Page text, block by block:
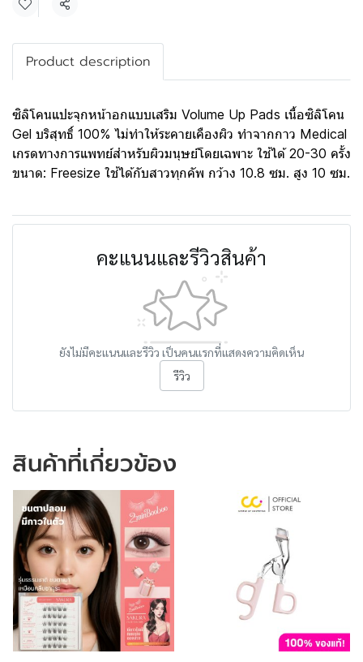
แชร์
Product description
ซิลิโคนแปะจุกหน้าอกแบบเสริม Volume Up Pads เนื้อซิลิโคน
Gel บริสุทธิ์ 100% ไม่ทำให้ระคายเคืองผิว ทำจากกาว Medical
เกรดทางการแพทย์สำหรับผิวมนุษย์โดยเฉพาะ ใช้ได้ 20-30 ครั้ง
ขนาด: Freesize ใช้ได้กับสาวทุกคัพ กว้าง 10.8 ซม. สูง 10 ซม.
คะแนนและรีวิวสินค้า
ยังไม่มีคะแนนและรีวิว เป็นคนแรกที่แสดงความคิดเห็น
รีวิว
สินค้าที่เกี่ยวข้อง